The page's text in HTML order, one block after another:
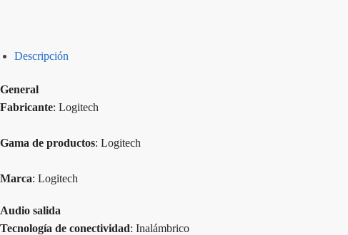
Descripción
General
Fabricante: Logitech
Gama de productos: Logitech
Marca: Logitech
Audio salida
Tecnología de conectividad: Inalámbrico